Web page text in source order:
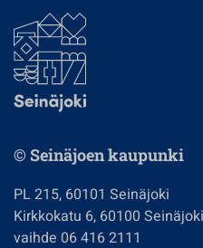
© Seinäjoen kaupunki
PL 215, 60101 Seinäjoki
Kirkkokatu 6, 60100 Seinäjoki
vaihde 06 416 2111